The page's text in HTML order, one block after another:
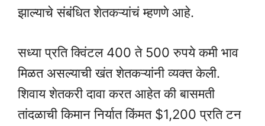
झाल्याचे संबंधित शेतकऱ्यांचं म्हणणे आहे.
सध्या प्रति क्विंटल 400 ते 500 रुपये कमी भाव
मिळत असल्याची खंत शेतकऱ्यांनी व्यक्त केली.
शिवाय शेतकरी दावा करत आहेत की बासमती
तांदळाची किमान निर्यात किंमत $1,200 प्रति टन